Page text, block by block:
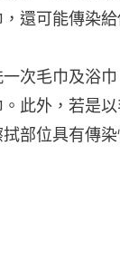
還可能傳染給
次毛巾及浴
此外，若是
部位具有傳